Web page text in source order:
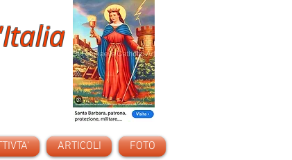
ARTICOLI FOTO